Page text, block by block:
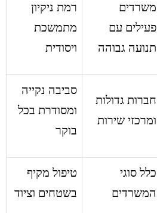
משרדים
פעילים עם
תנועה גבוהה
רמת ניקיון
מתמשכת
ויסודית
חברות גדולות
ומרכזי שירות
סביבה נקייה
ומסודרת בכל
בוקר
כלל סוגי
המשרדים
טיפול מקיף
בשטחים וציוד